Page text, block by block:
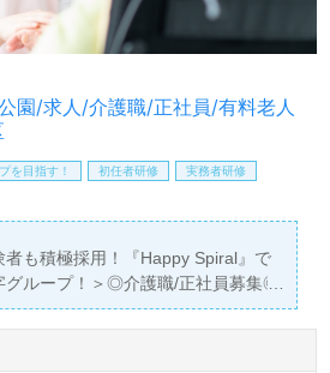
形態：正社員 ＊資格：初任者研
療/福祉業界の正社員/パート仕事探
＊求人情報収集、将来的に検討の
などご希望に応じてお問い合わせ/ご
談、求人紹介、年収交渉など完全無
だけます。＜非公開求人も取扱い
園/求人/介護職/正社員/有料老人
を目指す！ 初任者研修 実務者研修
者も積極採用！『Happy Spiral』で
グループ！＞◎介護職/正社員募集◎
円/賞与3回】＊初任者研修以上
濠公園駅』徒歩5分。